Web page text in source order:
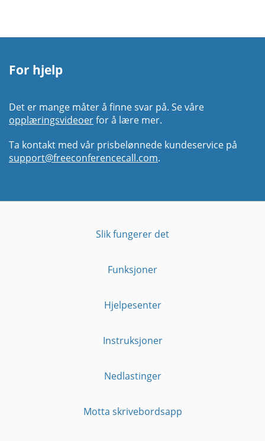
For hjelp
Det er mange måter å finne svar på. Se våre
opplæringsvideoerfor å lære mer.
Ta kontakt med vår prisbelønnede kundeservice på
support@freeconferencecall.com.
Slik fungerer det
Funksjoner
Hjelpesenter
Instruksjoner
Nedlastinger
Motta skrivebordsapp